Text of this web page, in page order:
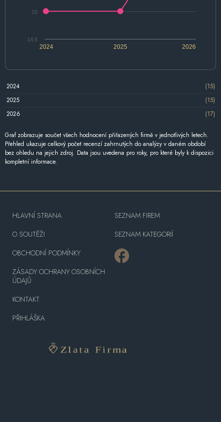
2024 2026
2025
14.5
15
2024
(15)
2025
(15)
2026
(17)
Graf zobrazuje součet všech hodnocení přiřazených firmě v jednotlivých letech.
Přehled ukazuje celkový počet recenzí zahrnutých do analýzy v daném období
bez ohledu na jejich zdroj. Data jsou uvedena pro roky, pro které byly k dispozici
kompletní informace.
HLAVNÍ STRANA
O SOUTĚŽI
OBCHODNÍ PODMÍNKY
ZÁSADY OCHRANY OSOBNÍCH
ÚDAJŮ
KONTAKT
PŘIHLÁŠKA
SEZNAM FIREM
SEZNAM KATEGORIÍ